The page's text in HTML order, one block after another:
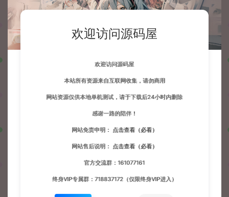
欢迎访问源码屋
欢迎访问源码屋
本站所有资源来自互联网收集，请勿商用
网站资源仅供本地单机测试，请于下载后24小时内删除
感谢一路的陪伴！
网站免责申明： 点击查看（必看）
网站售后说明： 点击查看（必看）
官方交流群：161077161
终身VIP专属群：718837172（仅限终身VIP进入）